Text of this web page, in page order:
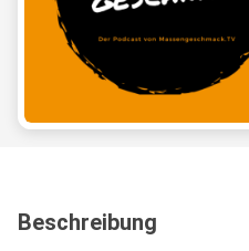
Beschreibung